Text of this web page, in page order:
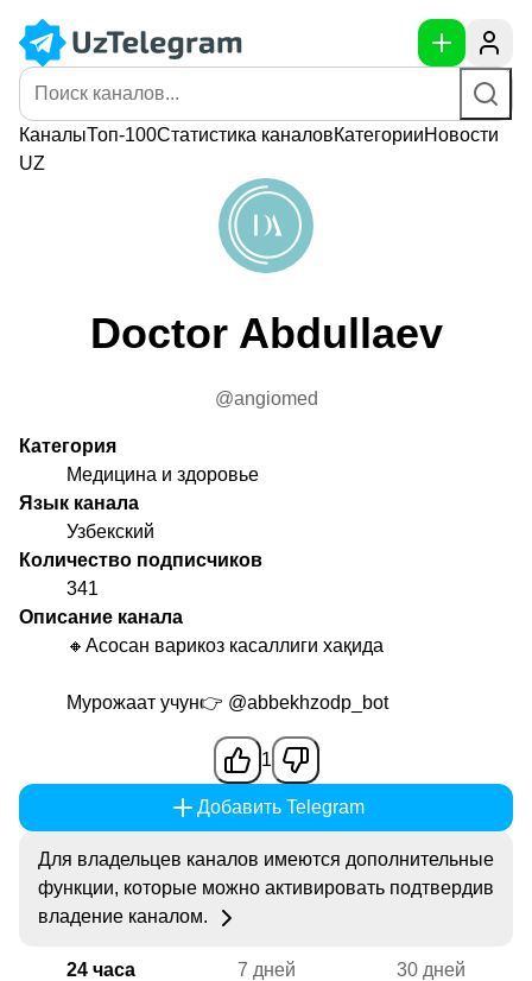
КаналыТоп-100Статистика каналовКатегорииНовости
UZ
Doctor Abdullaev
@angiomed
Категория
Медицина и здоровье
Язык канала
Узбекский
Количество подписчиков
341
Описание канала
🔸Асосан варикоз касаллиги хақида
Мурожаат учун👉 @abbekhzodp_bot
1
Добавить Telegram
Для владельцев каналов имеются дополнительные
функции, которые можно активировать подтвердив
владение каналом.
24 часа 7 дней 30 дней